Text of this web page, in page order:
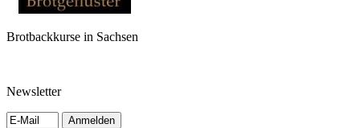
Brotbackkurse in Sachsen
Newsletter
Anmelden